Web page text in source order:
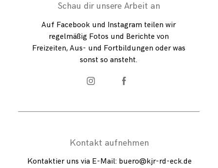
Kontakt aufnehmen
Schau dir unsere Arbeit an
Kontaktier uns via E-Mail: buero@kjr-rd-eck.de
Auf Facebook und Instagram teilen wir
regelmäßig Fotos und Berichte von
Freizeiten, Aus- und Fortbildungen oder was
sonst so ansteht.